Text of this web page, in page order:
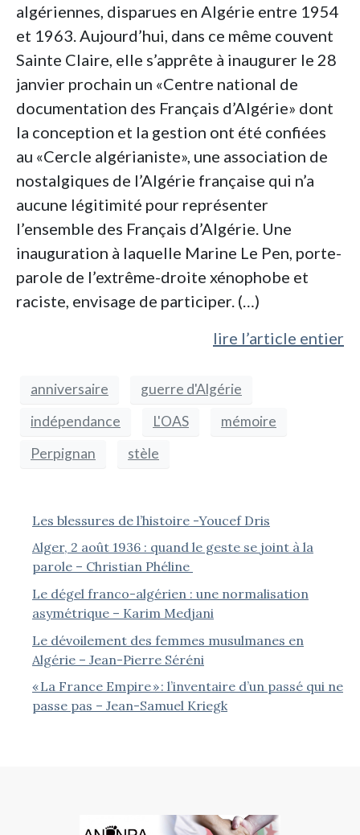
algériennes, disparues en Algérie entre 1954
et 1963. Aujourd’hui, dans ce même couvent
Sainte Claire, elle s’apprête à inaugurer le 28
janvier prochain un «Centre national de
documentation des Français d’Algérie» dont
la conception et la gestion ont été confiées
au «Cercle algérianiste», une association de
nostalgiques de l’Algérie française qui n’a
aucune légitimité pour représenter
l’ensemble des Français d’Algérie. Une
inauguration à laquelle Marine Le Pen, porte-
parole de l’extrême-droite xénophobe et
raciste, envisage de participer. (…)
lire l’article entier
anniversaire
guerre d'Algérie
indépendance
L'OAS
mémoire
Perpignan
stèle
Les blessures de l’histoire -Youcef Dris
Alger, 2 août 1936 : quand le geste se joint à la
parole – Christian Phéline
Le dégel franco-algérien : une normalisation
asymétrique – Karim Medjani
Le dévoilement des femmes musulmanes en
Algérie – Jean-Pierre Séréni
« La France Empire » : l’inventaire d’un passé qui ne
passe pas – Jean-Samuel Kriegk